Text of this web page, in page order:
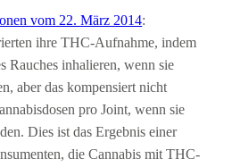
vom 22. März 2014:
ihre THC-Aufnahme, indem
Rauches inhalieren, wenn sie
aber das kompensiert nicht
pro Joint, wenn sie
Dies ist das Ergebnis einer
die Cannabis mit THC-